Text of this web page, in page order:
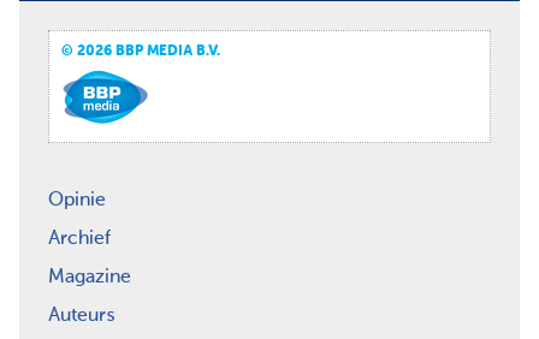
© 2026 BBP MEDIA B.V.
Opinie
Archief
Magazine
Auteurs